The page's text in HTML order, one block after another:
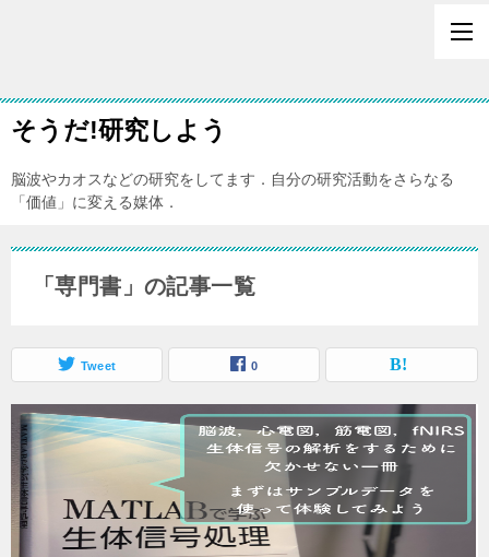
そうだ!研究しよう
脳波やカオスなどの研究をしてます．自分の研究活動をさらなる
「価値」に変える媒体．
「専門書」の記事一覧
Tweet 0